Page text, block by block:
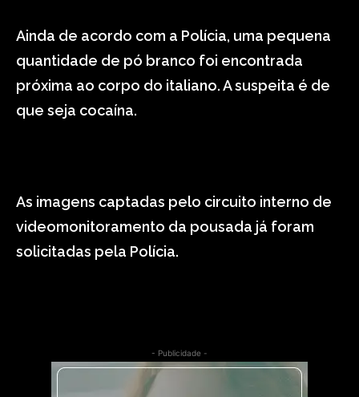
Ainda de acordo com a Polícia, uma pequena
quantidade de pó branco foi encontrada
próxima ao corpo do italiano. A suspeita é de
que seja cocaína.
As imagens captadas pelo circuito interno de
videomonitoramento da pousada já foram
solicitadas pela Polícia.
- Publicidade -